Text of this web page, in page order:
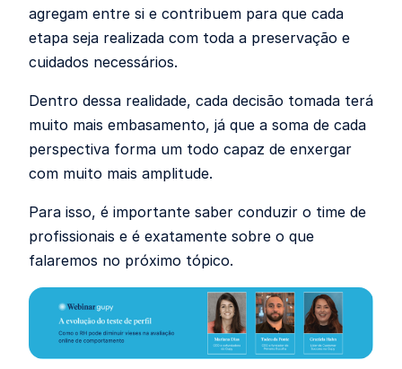
agregam entre si e contribuem para que cada
etapa seja realizada com toda a preservação e
cuidados necessários.
Dentro dessa realidade, cada decisão tomada terá
muito mais embasamento, já que a soma de cada
perspectiva forma um todo capaz de enxergar
com muito mais amplitude.
Para isso, é importante saber conduzir o time de
profissionais e é exatamente sobre o que
falaremos no próximo tópico.